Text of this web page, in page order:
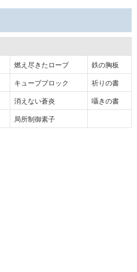
燃え尽きたローブ
鉄の胸板
キューブブロック
祈りの書
消えない蒼炎
囁きの書
局所制御素子